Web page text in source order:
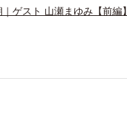
ゲスト 山瀬まゆみ【前編】